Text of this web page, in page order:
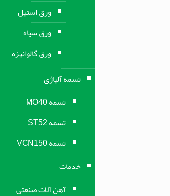
ورق استیل
ورق سیاه
ورق گالوانیزه
تسمه آلیاژی
تسمه MO40
تسمه ST52
تسمه VCN150
خدمات
آهن آلات صنعتی